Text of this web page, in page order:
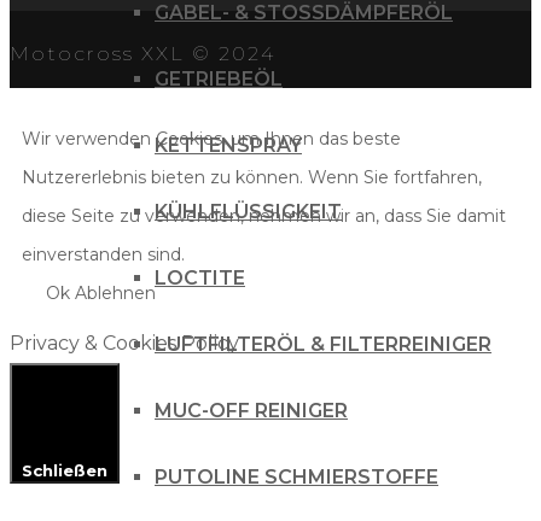
GABEL- & STOSSDÄMPFERÖL
GETRIEBEÖL
KETTENSPRAY
KÜHLFLÜSSIGKEIT
LOCTITE
LUFTFILTERÖL & FILTERREINIGER
MUC-OFF REINIGER
PUTOLINE SCHMIERSTOFFE
Motocross XXL © 2024
Wir verwenden Cookies, um Ihnen das beste
Nutzererlebnis bieten zu können. Wenn Sie fortfahren,
diese Seite zu verwenden, nehmen wir an, dass Sie damit
einverstanden sind.
Ok Ablehnen
Privacy & Cookies Policy
Schließen